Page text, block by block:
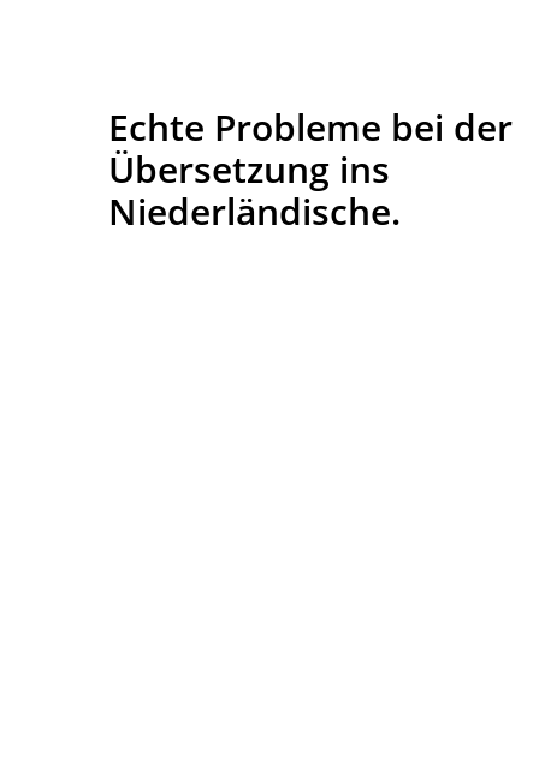
Echte Probleme bei der
Übersetzung ins
Niederländische.